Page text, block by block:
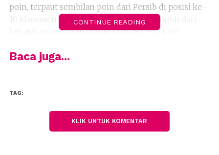
poin, terpaut sembilan poin dari Persib di posisi ke-
10 klasemen sementara. “Kami harus bangkit dari
kekalahan melawan Madura United 1-2,” kata
Ia mengaku optimis anak asuhnya bisa menang,
Zamrun di lini depan dan Rudolof Yanto Basna di
pagi di Bekasi setelah membela Timnas Indonesia
melawan Vietnam dalam laga uji coba di Sleman pada
CONTINUE READING
Baca juga...
TAG:
KLIK UNTUK KOMENTAR